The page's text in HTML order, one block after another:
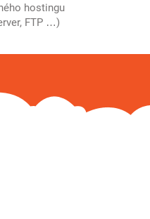
hostingu
FTP …)